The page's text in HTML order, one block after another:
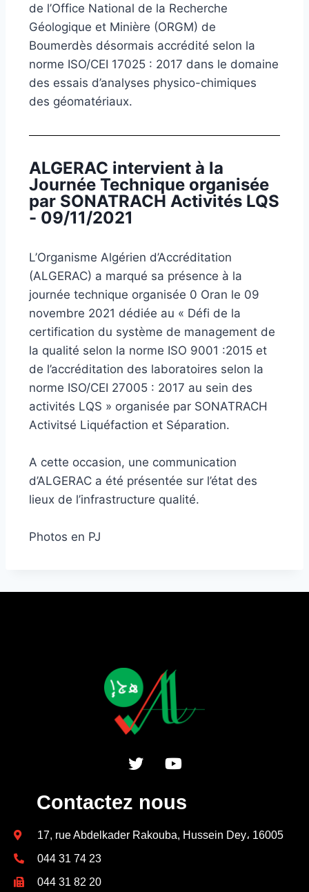
de l’Office National de la Recherche
Géologique et Minière (ORGM) de
Boumerdès désormais accrédité selon la
norme ISO/CEI 17025 : 2017 dans le domaine
des essais d’analyses physico-chimiques
des géomatériaux.
ALGERAC intervient à la
Journée Technique organisée
par SONATRACH Activités LQS
- 09/11/2021
L’Organisme Algérien d’Accréditation
(ALGERAC) a marqué sa présence à la
journée technique organisée 0 Oran le 09
novembre 2021 dédiée au « Défi de la
certification du système de management de
la qualité selon la norme ISO 9001 :2015 et
de l’accréditation des laboratoires selon la
norme ISO/CEI 27005 : 2017 au sein des
activités LQS » organisée par SONATRACH
Activitsé Liquéfaction et Séparation.
A cette occasion, une communication
d’ALGERAC a été présentée sur l’état des
lieux de l’infrastructure qualité.
Photos en PJ
Contactez nous
17, rue Abdelkader Rakouba, Hussein Dey، 16005
044 31 74 23
044 31 82 20